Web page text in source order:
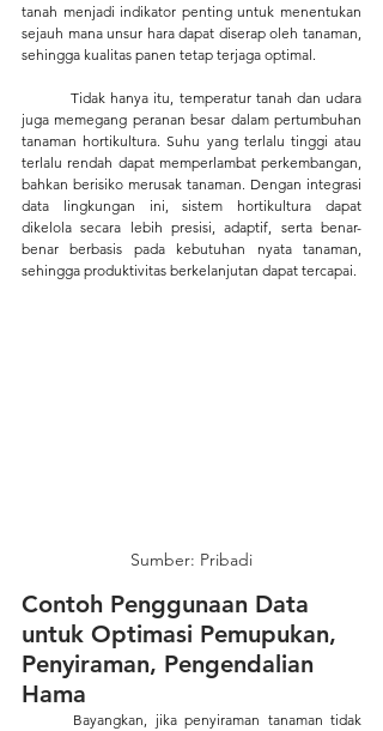
tanah menjadi indikator penting untuk menentukan
sejauh mana unsur hara dapat diserap oleh tanaman,
sehingga kualitas panen tetap terjaga optimal.
	Tidak hanya itu, temperatur tanah dan udara
juga memegang peranan besar dalam pertumbuhan
tanaman hortikultura. Suhu yang terlalu tinggi atau
terlalu rendah dapat memperlambat perkembangan,
bahkan berisiko merusak tanaman. Dengan integrasi
data lingkungan ini, sistem hortikultura dapat
dikelola secara lebih presisi, adaptif, serta benar-
benar berbasis pada kebutuhan nyata tanaman,
sehingga produktivitas berkelanjutan dapat tercapai.
Sumber: Pribadi
Contoh Penggunaan Data
untuk Optimasi Pemupukan,
Penyiraman, Pengendalian
Hama